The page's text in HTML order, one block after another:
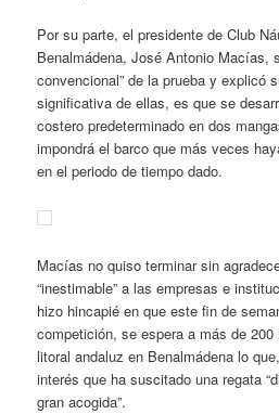
Por su parte, el presidente de Club
Benalmádena, José Antonio Macías,
convencional” de la prueba y explicó
significativa de ellas, es que se
costero predeterminado en dos
impondrá el barco que más veces
en el periodo de tiempo dado.
Macías no quiso terminar sin
“inestimable” a las empresas e
hizo hincapié en que este fin de
competición, se espera a más de
litoral andaluz en Benalmádena lo
interés que ha suscitado una regata
gran acogida”.